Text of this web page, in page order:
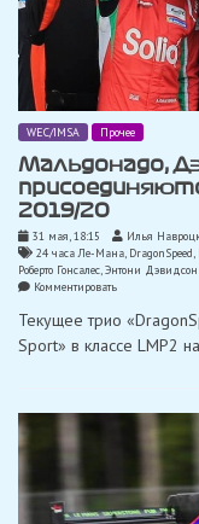
WEC/IMSA Прочее
Мальдонадо,
2019/20
31 мая, 18:15
Илья
24 часа Ле-Мана, DragonSpeed,
Роберто Гонсалес,Энтони Дэвидсон
Комментироватьon
Дэвидсон
Гонсалес
Текущее трио
Sport» в классе LMP2